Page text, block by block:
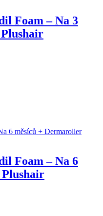
Foam – Na 3
Foam – Na 6